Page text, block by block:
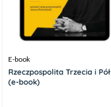
E-book
Rzeczpospolita Trzecia i Pół
(e-book)